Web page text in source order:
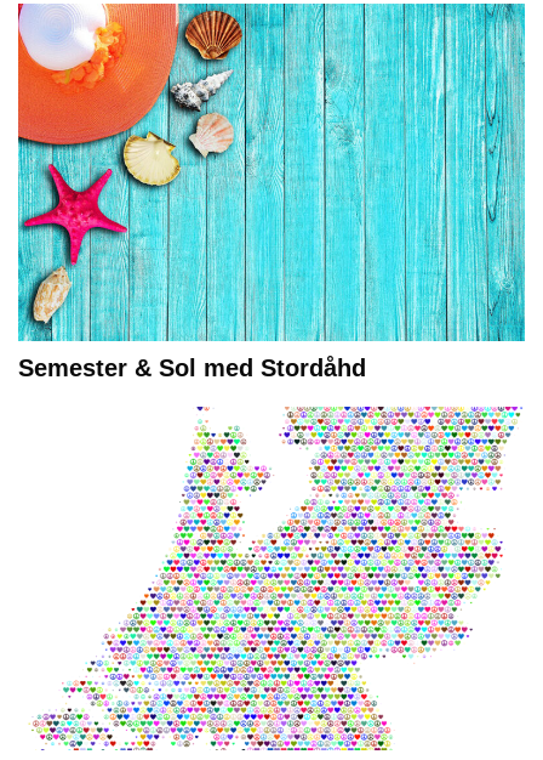
Semester & Sol med Stordåhd